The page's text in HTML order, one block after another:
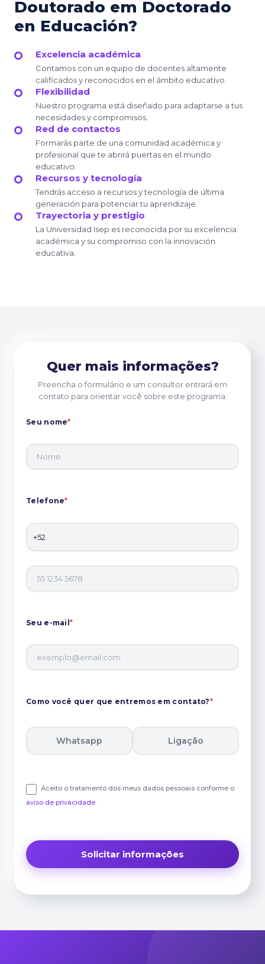
Doutorado em Doctorado
en Educación?
Excelencia académica
Contamos con un equipo de docentes altamente
calificados y reconocidos en el ámbito educativo.
Flexibilidad
Nuestro programa está diseñado para adaptarse a tus
necesidades y compromisos.
Red de contactos
Formarás parte de una comunidad académica y
profesional que te abrirá puertas en el mundo
educativo.
Recursos y tecnología
Tendrás acceso a recursos y tecnología de última
generación para potenciar tu aprendizaje.
Trayectoria y prestigio
La Universidad Isep es reconocida por su excelencia
académica y su compromiso con la innovación
educativa.
Quer mais informações?
Preencha o formulário e um consultor entrará em
contato para orientar você sobre este programa.
Seu nome*
Telefone*
Seu e-mail*
Como você quer que entremos em contato?*
Whatsapp Ligação
Aceito o tratamento dos meus dados pessoais conforme o
aviso de privacidade.